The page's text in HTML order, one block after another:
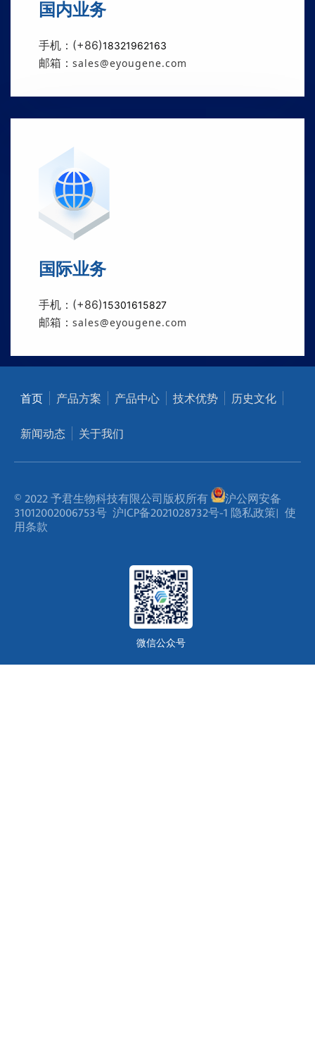
国内业务
手机：(+86)18321962163
邮箱： sales@eyougene.com
国际业务
手机：(+86)15301615827
邮箱： sales@eyougene.com
首页 产品方案 产品中心 技术优势 历史文化
新闻动态 关于我们
© 2022 予君生物科技有限公司版权所有
沪公网安备
31012002006753号 沪ICP备2021028732号-1 隐私政策| 使
用条款
微信公众号